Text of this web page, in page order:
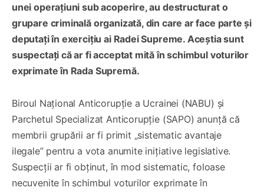
unei operațiuni sub acoperire, au destructurat o
grupare criminală organizată, din care ar face parte și
deputați în exercițiu ai Radei Supreme. Aceștia sunt
suspectați că ar fi acceptat mită în schimbul voturilor
exprimate în Rada Supremă.
Biroul Național Anticorupție a Ucrainei (NABU) și
Parchetul Specializat Anticorupție (SAPO) anunță că
membrii grupării ar fi primit „sistematic avantaje
ilegale” pentru a vota anumite inițiative legislative.
Suspecții ar fi obținut, în mod sistematic, foloase
necuvenite în schimbul voturilor exprimate în